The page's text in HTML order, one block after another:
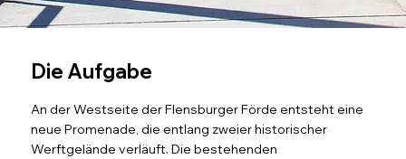
Die Aufgabe
An der Westseite der Flensburger Förde entsteht eine
neue Promenade, die entlang zweier historischer
Werftgelände verläuft. Die bestehenden